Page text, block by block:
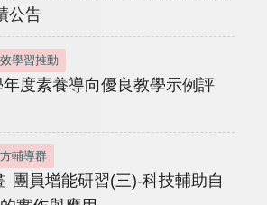
公告
學習推動
度素養導向優良教學示例評
輔導群
團員增能研習(三)-科技輔助自